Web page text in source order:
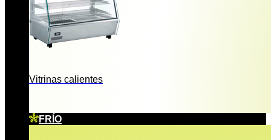
Vitrinas calientes
FRÍO